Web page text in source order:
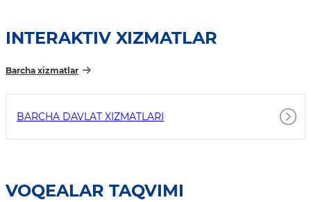
INTERAKTIV XIZMATLAR
Barcha xizmatlar
BARCHA DAVLAT XIZMATLARI
VOQEALAR TAQVIMI